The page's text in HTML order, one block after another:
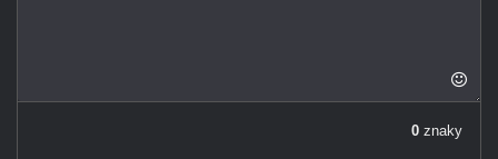
0 znaky